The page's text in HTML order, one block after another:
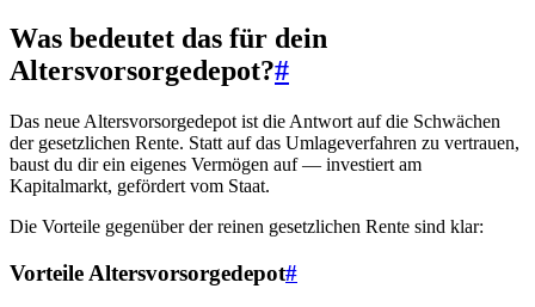
Was bedeutet das für dein
Altersvorsorgedepot?#
Das neue Altersvorsorgedepot ist die Antwort auf die Schwächen
der gesetzlichen Rente. Statt auf das Umlageverfahren zu vertrauen,
baust du dir ein eigenes Vermögen auf — investiert am
Kapitalmarkt, gefördert vom Staat.
Die Vorteile gegenüber der reinen gesetzlichen Rente sind klar:
Vorteile Altersvorsorgedepot#